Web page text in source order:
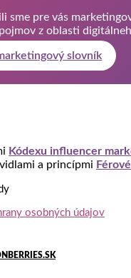
sme pre vás
z oblasti
slovník
Kódexu influencer
a princípmi
osobných údajov